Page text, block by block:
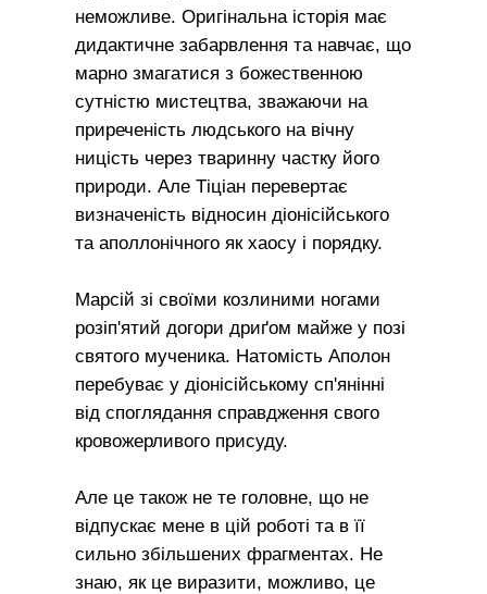
неможливе. Оригінальна історія має
дидактичне забарвлення та навчає, що
марно змагатися з божественною
сутністю мистецтва, зважаючи на
приреченість людського на вічну
ницість через тваринну частку його
природи. Але Тіціан перевертає
визначеність відносин діонісійського
та аполлонічного як хаосу і порядку.
Марсій зі своїми козлиними ногами
розіп'ятий догори дриґом майже у позі
святого мученика. Натомість Аполон
перебуває у діонісійському сп'янінні
від споглядання справдження свого
кровожерливого присуду.
Але це також не те головне, що не
відпускає мене в цій роботі та в її
сильно збільшених фрагментах. Не
знаю, як це виразити, можливо, це